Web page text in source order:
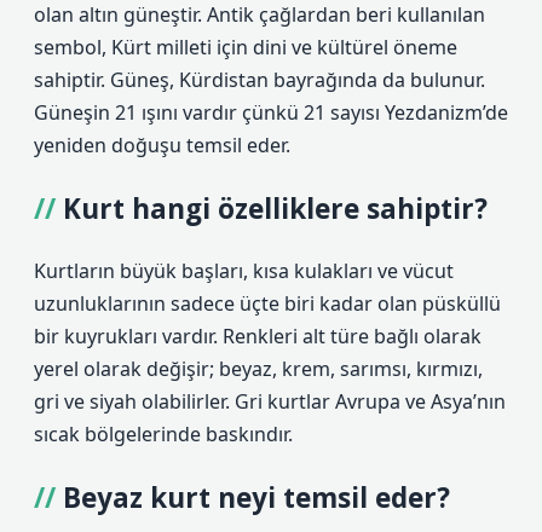
olan altın güneştir. Antik çağlardan beri kullanılan
sembol, Kürt milleti için dini ve kültürel öneme
sahiptir. Güneş, Kürdistan bayrağında da bulunur.
Güneşin 21 ışını vardır çünkü 21 sayısı Yezdanizm’de
yeniden doğuşu temsil eder.
Kurt hangi özelliklere sahiptir?
Kurtların büyük başları, kısa kulakları ve vücut
uzunluklarının sadece üçte biri kadar olan püsküllü
bir kuyrukları vardır. Renkleri alt türe bağlı olarak
yerel olarak değişir; beyaz, krem, sarımsı, kırmızı,
gri ve siyah olabilirler. Gri kurtlar Avrupa ve Asya’nın
sıcak bölgelerinde baskındır.
Beyaz kurt neyi temsil eder?